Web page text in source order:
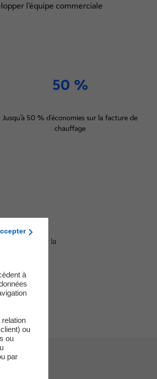
l’équipe commerciale
50 %
Jusqu’à 50 % d’économies sur la facture de
chauffage
consulter la
à
ou
ou
par